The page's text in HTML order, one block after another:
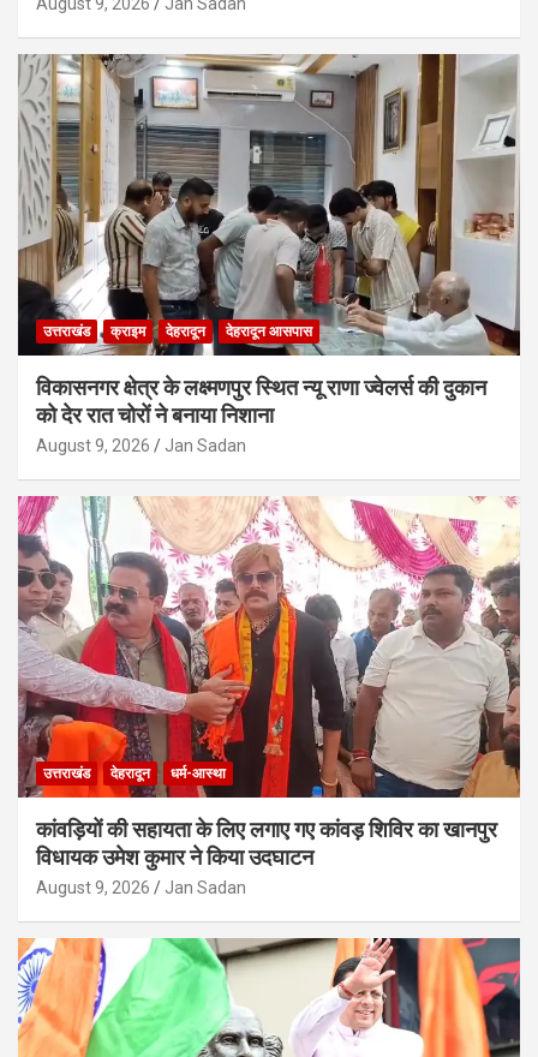
उत्तराखंड क्राइम देहरादून देहरादून आसपास
विकासनगर क्षेत्र के लक्ष्मणपुर स्थित न्यू राणा ज्वेलर्स की दुकान
को देर रात चोरों ने बनाया निशाना
August 9, 2026 Jan Sadan
उत्तराखंड देहरादून धर्म-आस्था
कांवड़ियों की सहायता के लिए लगाए गए कांवड़ शिविर का खानपुर
विधायक उमेश कुमार ने किया उदघाटन
August 9, 2026 Jan Sadan